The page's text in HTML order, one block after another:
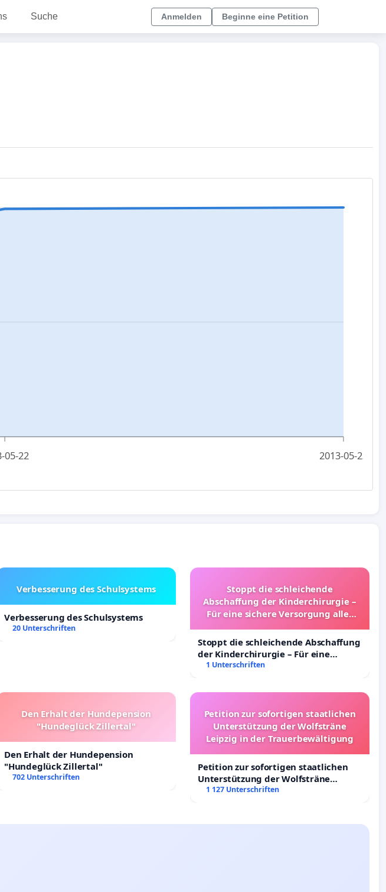
Suche Anmelden Beginne eine Petition
05-22 2013-05-23
Verbesserung des Schulsystems
Verbesserung des Schulsystems
20 Unterschriften
Stoppt die schleichende
Abschaffung der Kinderchirurgie –
Für eine sichere Versorgung aller
Stoppt die schleichende Abschaffung
der Kinderchirurgie – Für eine
sichere Versorgung aller Kinder in
1 Unterschriften
Den Erhalt der Hundepension
"Hundeglück Zillertal"
Den Erhalt der Hundepension
"Hundeglück Zillertal"
702 Unterschriften
Petition zur sofortigen staatlichen
Unterstützung der Wolfsträne
Leipzig in der Trauerbewältigung
Petition zur sofortigen staatlichen
Unterstützung der Wolfsträne
Leipzig in der Trauerbewältigung
1 127 Unterschriften